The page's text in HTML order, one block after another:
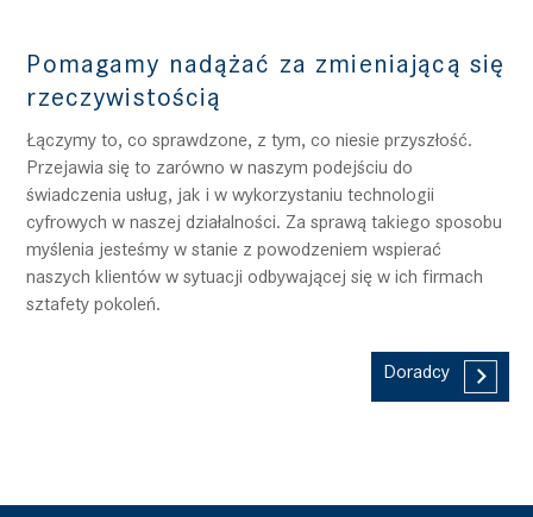
Pomagamy nadążać za zmieniającą się
rzeczywistością
Łączymy to, co sprawdzone, z tym, co niesie przyszłość.
Przejawia się to zarówno w naszym podejściu do
świadczenia usług, jak i w wykorzystaniu technologii
cyfrowych w naszej działalności. Za sprawą takiego sposobu
myślenia jesteśmy w stanie z powodzeniem wspierać
naszych klientów w sytuacji odbywającej się w ich firmach
sztafety pokoleń.
Doradcy